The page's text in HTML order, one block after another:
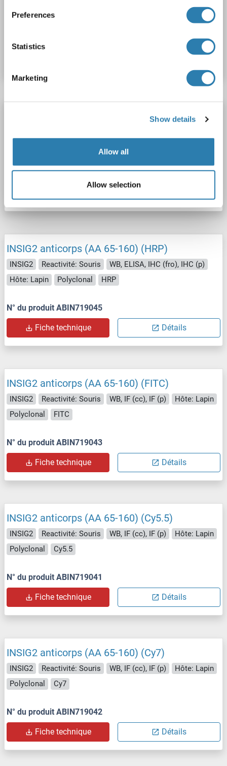
Preferences
Statistics
Marketing
Show details
Allow all
Allow selection
Polyclonal
INSIG2 anticorps (AA 65-160) (Cy3)
N° du produit ABIN719039
INSIG2 anticorps (AA 65-160) (HRP)
INSIG2 Reactivité: Souris
WB, ELISA, IHC (fro), IHC (p)
Hôte: Lapin
Polyclonal HRP
N° du produit ABIN719045
Fiche technique Détails
INSIG2 anticorps (AA 65-160) (FITC)
INSIG2 Reactivité: Souris WB, IF (cc), IF (p)
Hôte: Lapin
Polyclonal
FITC
N° du produit ABIN719043
Fiche technique Détails
INSIG2 anticorps (AA 65-160) (Cy5.5)
INSIG2 Reactivité: Souris WB, IF (cc), IF (p)
Hôte: Lapin
Polyclonal
Cy5.5
N° du produit ABIN719041
Fiche technique Détails
INSIG2 anticorps (AA 65-160) (Cy7)
INSIG2 Reactivité: Souris WB, IF (cc), IF (p)
Hôte: Lapin
Polyclonal
Cy7
N° du produit ABIN719042
Fiche technique Détails